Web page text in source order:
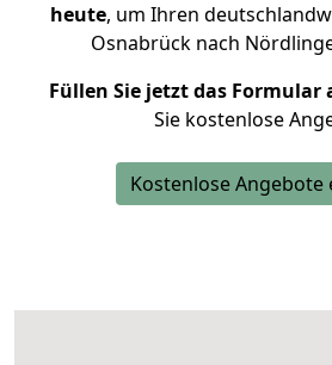
heute, um Ihren
Osnabrück nach
Füllen Sie jetzt das Formular
Sie kostenlose
Kostenlose Angebote